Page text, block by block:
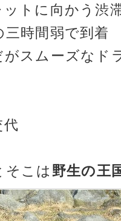
トに向かう渋
時間弱で到着
がスムーズなド
代
そこは野生の王